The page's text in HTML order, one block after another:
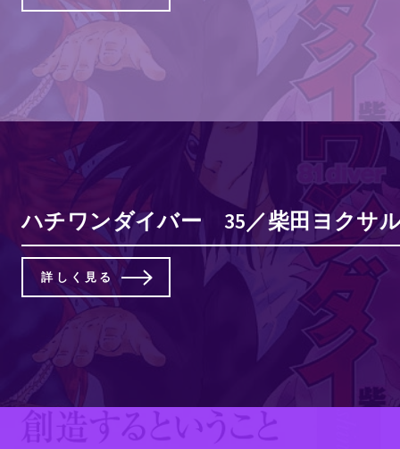
ハチワンダイバー 35／柴田ヨクサ
詳しく見る